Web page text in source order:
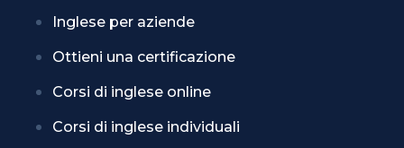
Inglese per aziende
Ottieni una certificazione
Corsi di inglese online
Corsi di inglese individuali